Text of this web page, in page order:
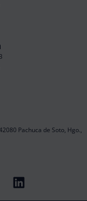
Pachuca de Soto, Hgo.,
L
i